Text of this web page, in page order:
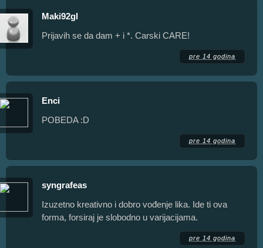
Maki92gl
Prijavih se da dam + i *. Carski CARE!
pre 14 godina
Enci
POBEDA :D
pre 14 godina
syngrafeas
Izuzetno kreativno i dobro vođenje lika. Ide ti ova
forma, forsiraj je slobodno u varijacijama.
pre 14 godina